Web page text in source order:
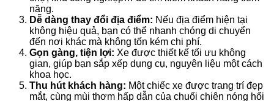
năng.
Dễ dàng thay đổi địa điểm: Nếu địa điểm hiện tại
không hiệu quả, bạn có thể nhanh chóng di chuyển
đến nơi khác mà không tốn kém chi phí.
Gọn gàng, tiện lợi: Xe được thiết kế tối ưu không
gian, giúp bạn sắp xếp dụng cụ, nguyên liệu một cách
khoa học.
Thu hút khách hàng: Một chiếc xe được trang trí đẹp
mắt, cùng mùi thơm hấp dẫn của chuối chiên nóng hổi